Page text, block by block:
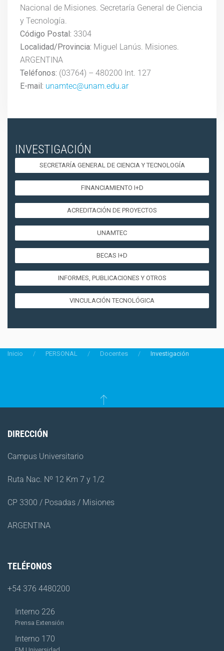
Nacional de Misiones. Secretaría General de Ciencia
y Tecnología.
Código Postal: 3304
Localidad/Provincia: Miguel Lanús. Misiones.
ARGENTINA
Teléfonos: (03764) – 480200 Int. 127
E-mail: unamtec@unam.edu.ar
INVESTIGACIÓN
SECRETARÍA GENERAL DE CIENCIA Y TECNOLOGÍA
FINANCIAMIENTO I+D
ACREDITACIÓN DE PROYECTOS
UNAMTEC
BECAS I+D
INFORMES, PUBLICACIONES Y OTROS
VINCULACIÓN TECNOLÓGICA
Inicio PERSONAL Docentes Investigación
DIRECCIÓN
Campus Universitario
Ruta Nac. Nº 12 Km 7 y 1/2
CP 3300 / Posadas / Misiones
ARGENTINA
TELÉFONOS
+54 376 4480200
Interno 226
Prensa Extensión
Interno 170